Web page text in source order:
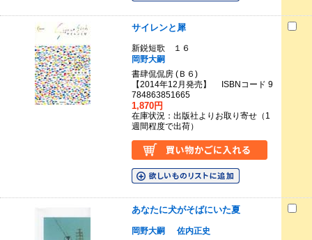
サイレンと犀
新鋭短歌 １６
岡野大嗣
書肆侃侃房 (Ｂ６)
【2014年12月発売】 ISBNコード 9
784863851665
1,870円
在庫状況：出版社よりお取り寄せ（1
週間程度で出荷）
あなたに犬がそばにいた夏
岡野大嗣
佐内正史